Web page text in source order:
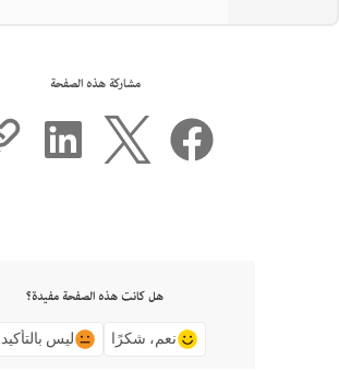
مشاركة هذه الصفحة
هل كانت هذه الصفحة مفيدة؟
نعم، شكرًا ليس بالتأكيد